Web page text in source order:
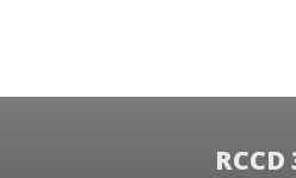
RCCD